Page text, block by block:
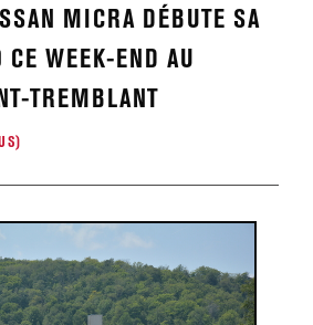
MICRA DÉBUTE SA
WEEK-END AU
TREMBLANT